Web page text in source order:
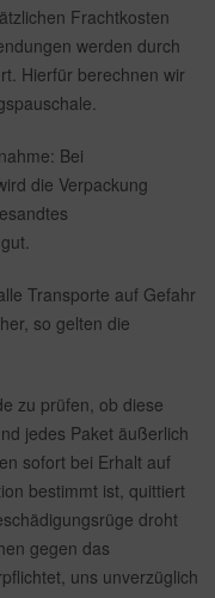
Frachtkosten
werden durch
Hierfür berechnen wir
Bei
die Verpackung
Transporte auf Gefahr
so gelten die
zu prüfen, ob diese
jedes Paket äußerlich
sofort bei Erhalt auf
bestimmt ist, quittiert
droht
gegen das
uns unverzüglich